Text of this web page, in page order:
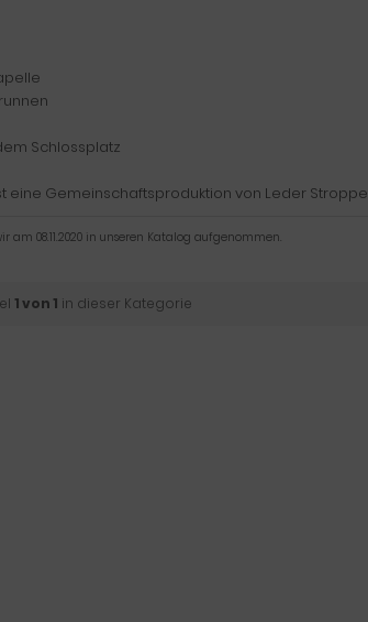
Schlossplatz
eine Gemeinschaftsproduktion von Leder
am 08.11.2020 in unseren Katalog aufgenommen.
1 von 1 in dieser Kategorie